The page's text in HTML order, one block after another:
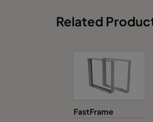
Related
FastFrame